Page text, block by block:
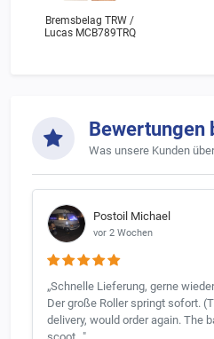
Bremsbelag TRW /
Lucas MCB789TRQ
Bewertungen
Was unsere Kunden
Postoil Michael
vor 2 Wochen
„Schnelle Lieferung, gerne
Der große Roller springt sofort.
delivery, would order again. The